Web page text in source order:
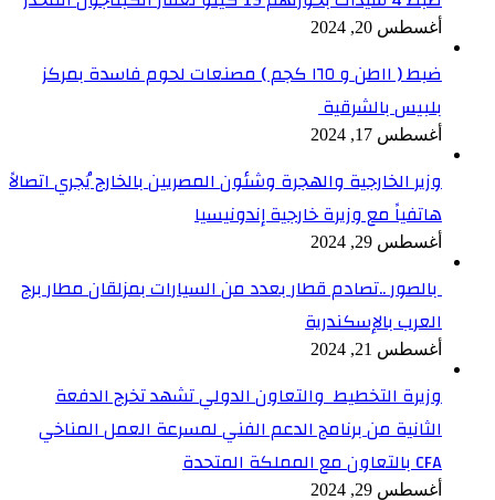
أغسطس 20, 2024
ضبط ( ١١طن و ١٦٥ كجم ) مصنعات لحوم فاسدة بمركز
بلبيس بالشرقية
أغسطس 17, 2024
وزير الخارجية والهجرة وشئون المصريين بالخارج يُجري اتصالاً
هاتفياً مع وزيرة خارجية إندونيسيا
أغسطس 29, 2024
بالصور ..تصادم قطار بعدد من السيارات بمزلقان مطار برج
العرب بالإسكندرية
أغسطس 21, 2024
وزيرة التخطيط والتعاون الدولي تشهد تخرج الدفعة
الثانية من برنامج الدعم الفني لمسرعة العمل المناخي
CFA بالتعاون مع المملكة المتحدة
أغسطس 29, 2024